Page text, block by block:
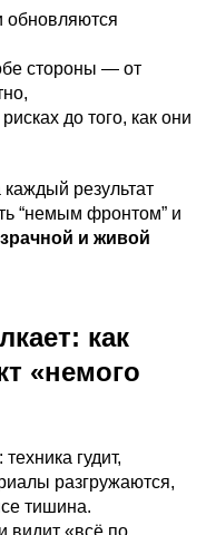
обновляются
стороны — от
до того, как они
результат
“немым фронтом” и
и живой
как
«немого
гудит,
разгружаются,
тишина.
видит «всё по